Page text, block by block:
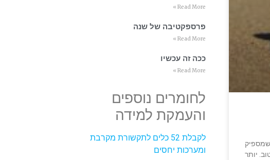
שמספיק
יותר
Read More »
פרספקטיבה של שנה
Read More »
ככה זה עכשיו
Read More »
לחומרים נוספים
והעמקת למידה
לקבלת 52 כלים לתקשורת מקרבת
ומערכות יחסים